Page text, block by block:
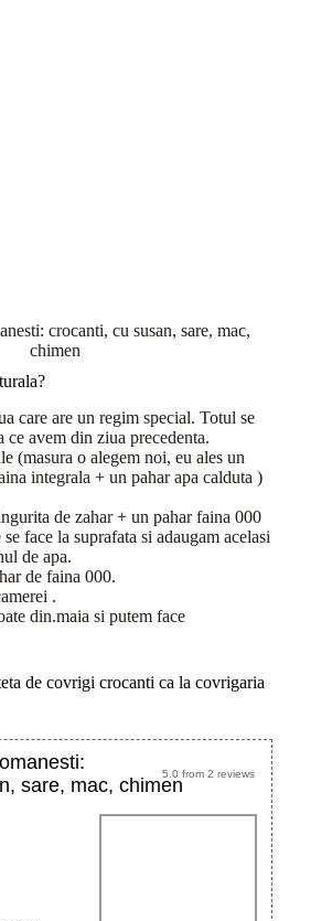
crocanti, cu susan, sare, mac,
chimen
care are un regim special. Totul se
ce avem din ziua precedenta.
(masura o alegem noi, eu ales un
integrala + un pahar apa calduta )
de zahar + un pahar faina 000
face la suprafata si adaugam acelasi
de apa.
de faina 000.
.
din.maia si putem face
de covrigi crocanti ca la covrigaria
5.0 from 2 reviews
sare, mac, chimen